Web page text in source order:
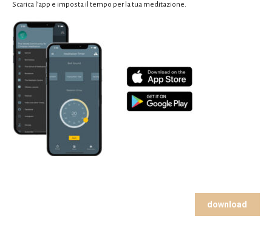
Scarica l’app e imposta il tempo per la tua meditazione.
download